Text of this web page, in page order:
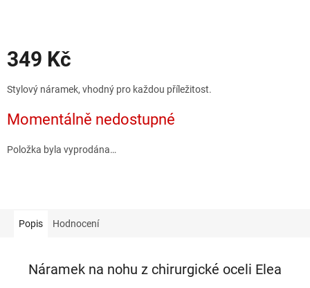
349 Kč
cena:
Stylový náramek, vhodný pro každou příležitost.
Momentálně nedostupné
Položka byla vyprodána…
Popis Hodnocení
Náramek na nohu z chirurgické oceli Elea